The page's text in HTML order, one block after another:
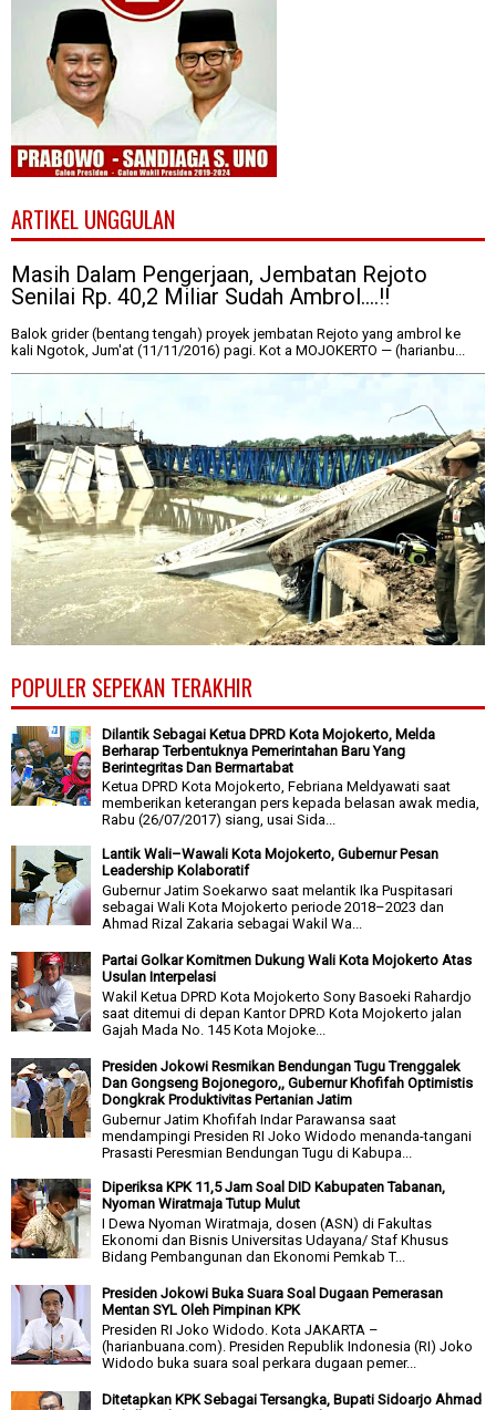
ARTIKEL UNGGULAN
Masih Dalam Pengerjaan, Jembatan Rejoto
Senilai Rp. 40,2 Miliar Sudah Ambrol....!!
Balok grider (bentang tengah) proyek jembatan Rejoto yang ambrol ke
kali Ngotok, Jum'at (11/11/2016) pagi. Kot a MOJOKERTO — (harianbu...
POPULER SEPEKAN TERAKHIR
Dilantik Sebagai Ketua DPRD Kota Mojokerto, Melda
Berharap Terbentuknya Pemerintahan Baru Yang
Berintegritas Dan Bermartabat
Ketua DPRD Kota Mojokerto, Febriana Meldyawati saat
memberikan keterangan pers kepada belasan awak media,
Rabu (26/07/2017) siang, usai Sida...
Lantik Wali–Wawali Kota Mojokerto, Gubernur Pesan
Leadership Kolaboratif
Gubernur Jatim Soekarwo saat melantik Ika Puspitasari
sebagai Wali Kota Mojokerto periode 2018–2023 dan
Ahmad Rizal Zakaria sebagai Wakil Wa...
Partai Golkar Komitmen Dukung Wali Kota Mojokerto Atas
Usulan Interpelasi
Wakil Ketua DPRD Kota Mojokerto Sony Basoeki Rahardjo
saat ditemui di depan Kantor DPRD Kota Mojokerto jalan
Gajah Mada No. 145 Kota Mojoke...
Presiden Jokowi Resmikan Bendungan Tugu Trenggalek
Dan Gongseng Bojonegoro,, Gubernur Khofifah Optimistis
Dongkrak Produktivitas Pertanian Jatim
Gubernur Jatim Khofifah Indar Parawansa saat
mendampingi Presiden RI Joko Widodo menanda-tangani
Prasasti Peresmian Bendungan Tugu di Kabupa...
Diperiksa KPK 11,5 Jam Soal DID Kabupaten Tabanan,
Nyoman Wiratmaja Tutup Mulut
I Dewa Nyoman Wiratmaja, dosen (ASN) di Fakultas
Ekonomi dan Bisnis Universitas Udayana/ Staf Khusus
Bidang Pembangunan dan Ekonomi Pemkab T...
Presiden Jokowi Buka Suara Soal Dugaan Pemerasan
Mentan SYL Oleh Pimpinan KPK
Presiden RI Joko Widodo. Kota JAKARTA –
(harianbuana.com). Presiden Republik Indonesia (RI) Joko
Widodo buka suara soal perkara dugaan pemer...
Ditetapkan KPK Sebagai Tersangka, Bupati Sidoarjo Ahmad